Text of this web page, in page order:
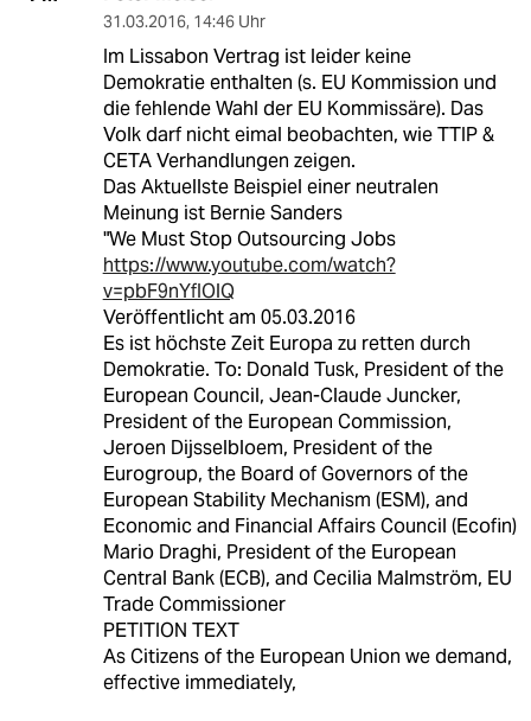
31.03.2016, 14:46 Uhr
Im Lissabon Vertrag ist leider keine
Demokratie enthalten (s. EU Kommission und
die fehlende Wahl der EU Kommissäre). Das
Volk darf nicht eimal beobachten, wie TTIP &
CETA Verhandlungen zeigen.
Das Aktuellste Beispiel einer neutralen
Meinung ist Bernie Sanders
"We Must Stop Outsourcing Jobs
https://www.youtube.com/watch?
v=pbF9nYfIOlQ
Veröffentlicht am 05.03.2016
Es ist höchste Zeit Europa zu retten durch
Demokratie. To: Donald Tusk, President of the
European Council, Jean-Claude Juncker,
President of the European Commission,
Jeroen Dijsselbloem, President of the
Eurogroup, the Board of Governors of the
European Stability Mechanism (ESM), and
Economic and Financial Affairs Council (Ecofin)
Mario Draghi, President of the European
Central Bank (ECB), and Cecilia Malmström, EU
Trade Commissioner
PETITION TEXT
As Citizens of the European Union we demand,
effective immediately,